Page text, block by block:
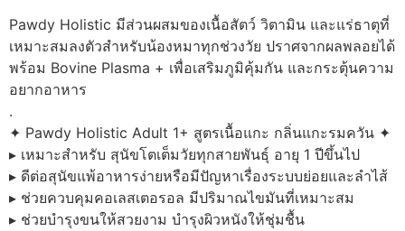
Pawdy Holistic มีส่วนผสมของเนื้อสัตว์ วิตามิน และแร่ธาตุที่
เหมาะสมลงตัวสำหรับน้องหมาทุกช่วงวัย ปราศจากผลพลอยได้
พร้อม Bovine Plasma + เพื่อเสริมภูมิคุ้มกัน และกระตุ้นความ
อยากอาหาร
.
✦ Pawdy Holistic Adult 1+ สูตรเนื้อแกะ กลิ่นแกะรมควัน ✦
▸ เหมาะสำหรับ สุนัขโตเต็มวัยทุกสายพันธุ์ อายุ 1 ปีขึ้นไป
▸ ดีต่อสุนัขแพ้อาหารง่ายหรือมีปัญหาเรื่องระบบย่อยและลำไส้
▸ ช่วยควบคุมคอเลสเตอรอล มีปริมาณไขมันที่เหมาะสม
▸ ช่วยบำรุงขนให้สวยงาม บำรุงผิวหนังให้ชุ่มชื้น